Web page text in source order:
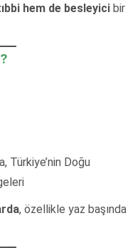
hem de besleyici bir
Türkiye’nin Doğu
, özellikle yaz başında